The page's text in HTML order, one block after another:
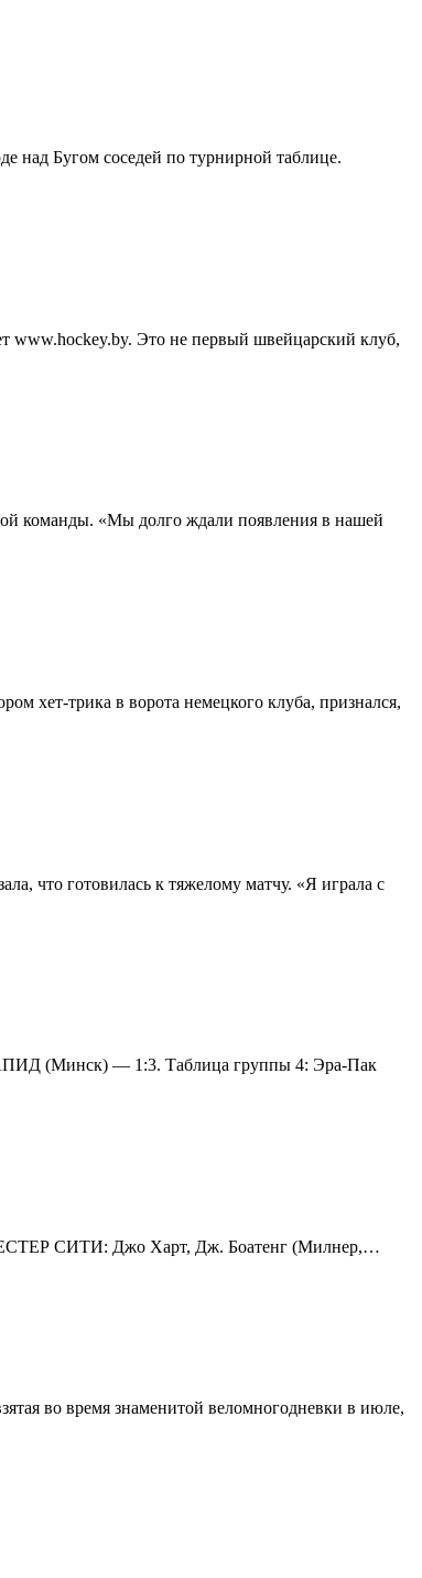
над Бугом соседей по турнирной таблице.
www.hockey.by. Это не первый швейцарский клуб,
команды. «Мы долго ждали появления в нашей
хет-трика в ворота немецкого клуба, признался,
что готовилась к тяжелому матчу. «Я играла с
(Минск) — 1:3. Таблица группы 4: Эра-Пак
СИТИ: Джо Харт, Дж. Боатенг (Милнер,…
во время знаменитой веломногодневки в июле,